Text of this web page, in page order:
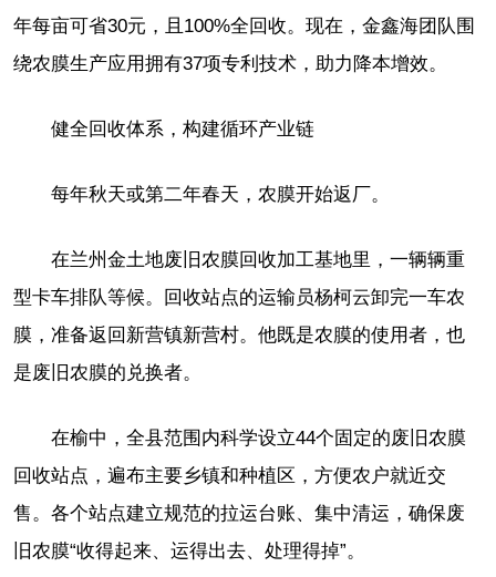
年每亩可省30元，且100%全回收。现在，金鑫海团队围
绕农膜生产应用拥有37项专利技术，助力降本增效。
健全回收体系，构建循环产业链
每年秋天或第二年春天，农膜开始返厂。
在兰州金土地废旧农膜回收加工基地里，一辆辆重
型卡车排队等候。回收站点的运输员杨柯云卸完一车农
膜，准备返回新营镇新营村。他既是农膜的使用者，也
是废旧农膜的兑换者。
在榆中，全县范围内科学设立44个固定的废旧农膜
回收站点，遍布主要乡镇和种植区，方便农户就近交
售。各个站点建立规范的拉运台账、集中清运，确保废
旧农膜“收得起来、运得出去、处理得掉”。